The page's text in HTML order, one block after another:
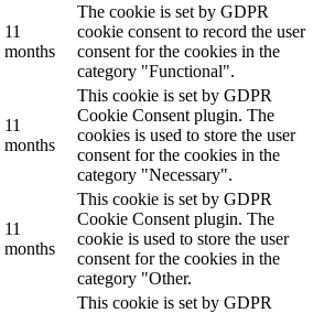
11
months
The cookie is set by GDPR
cookie consent to record the user
consent for the cookies in the
category "Functional".
11
months
This cookie is set by GDPR
Cookie Consent plugin. The
cookies is used to store the user
consent for the cookies in the
category "Necessary".
11
months
This cookie is set by GDPR
Cookie Consent plugin. The
cookie is used to store the user
consent for the cookies in the
category "Other.
This cookie is set by GDPR